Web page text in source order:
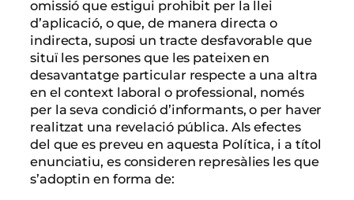
omissió que estigui prohibit per la llei
d’aplicació, o que, de manera directa o
indirecta, suposi un tracte desfavorable que
situï les persones que les pateixen en
desavantatge particular respecte a una altra
en el context laboral o professional, només
per la seva condició d’informants, o per haver
realitzat una revelació pública. Als efectes
del que es preveu en aquesta Política, i a títol
enunciatiu, es consideren represàlies les que
s’adoptin en forma de: